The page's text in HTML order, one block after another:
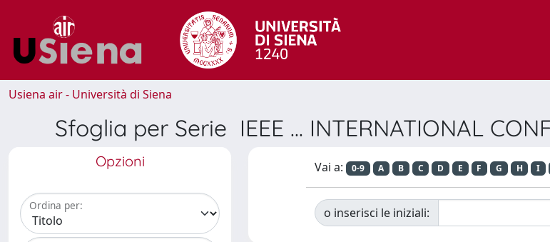
Usiena air - Università di Siena
Sfoglia per Serie IEEE ... INTERNATIONAL
Opzioni
Ordina per:
Vai a: 0-9 A B C D E F G H I
o inserisci le iniziali: